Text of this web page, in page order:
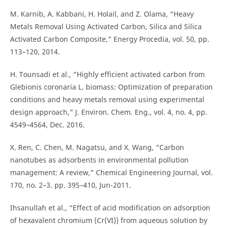
M. Karnib, A. Kabbani, H. Holail, and Z. Olama, “Heavy
Metals Removal Using Activated Carbon, Silica and Silica
Activated Carbon Composite,” Energy Procedia, vol. 50, pp.
113–120, 2014.
H. Tounsadi et al., “Highly efficient activated carbon from
Glebionis coronaria L. biomass: Optimization of preparation
conditions and heavy metals removal using experimental
design approach,” J. Environ. Chem. Eng., vol. 4, no. 4, pp.
4549–4564, Dec. 2016.
X. Ren, C. Chen, M. Nagatsu, and X. Wang, “Carbon
nanotubes as adsorbents in environmental pollution
management: A review,” Chemical Engineering Journal, vol.
170, no. 2–3. pp. 395–410, Jun-2011.
Ihsanullah et al., “Effect of acid modification on adsorption
of hexavalent chromium (Cr(VI)) from aqueous solution by